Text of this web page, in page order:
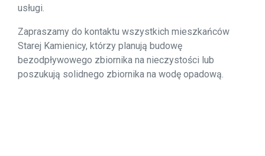
usługi.
Zapraszamy do kontaktu wszystkich mieszkańców
Starej Kamienicy, którzy planują budowę
bezodpływowego zbiornika na nieczystości lub
poszukują solidnego zbiornika na wodę opadową.